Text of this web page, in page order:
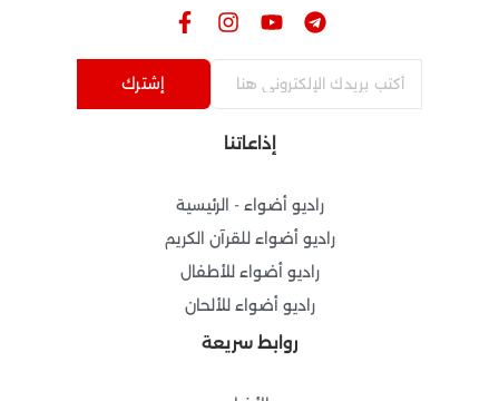
T
e
l
e
g
Y
o
u
t
u
e
I
n
s
a
r
m
F
a
c
b
-
f
إشترك
إذاعاتنا
راديو أضواء - الرئيسية
راديو أضواء للقرآن الكريم
راديو أضواء للأطفال
راديو أضواء للألحان
روابط سريعة